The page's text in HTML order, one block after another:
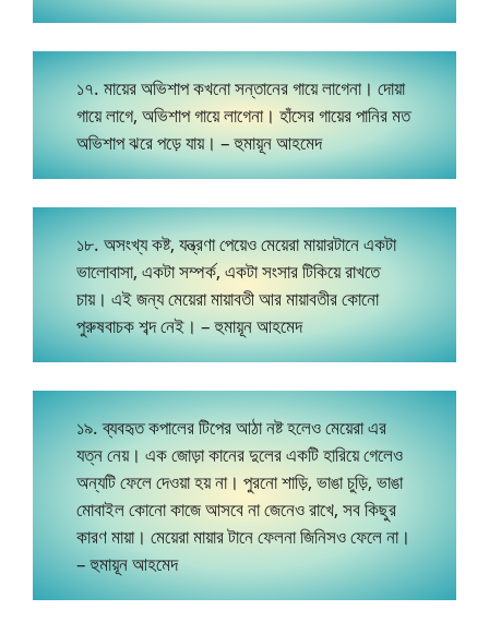
১৭. মায়ের অভিশাপ কখনো সন্তানের গায়ে লাগেনা। দোয়া
গায়ে লাগে, অভিশাপ গায়ে লাগেনা। হাঁসের গায়ের পানির মত
অভিশাপ ঝরে পড়ে যায়। – হুমায়ূন আহমেদ
১৮. অসংখ্য কষ্ট, যন্ত্রণা পেয়েও মেয়েরা মায়ারটানে একটা
ভালোবাসা, একটা সম্পর্ক, একটা সংসার টিকিয়ে রাখতে
চায়। এই জন্য মেয়েরা মায়াবতী আর মায়াবতীর কোনো
পুরুষবাচক শব্দ নেই। – হুমায়ূন আহমেদ
১৯. ব্যবহৃত কপালের টিপের আঠা নষ্ট হলেও মেয়েরা এর
যত্ন নেয়। এক জোড়া কানের দুলের একটি হারিয়ে গেলেও
অন্যটি ফেলে দেওয়া হয় না। পুরনো শাড়ি, ভাঙা চুড়ি, ভাঙা
মোবাইল কোনো কাজে আসবে না জেনেও রাখে, সব কিছুর
কারণ মায়া। মেয়েরা মায়ার টানে ফেলনা জিনিসও ফেলে না।
– হুমায়ূন আহমেদ